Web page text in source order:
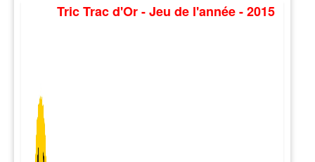
Tric Trac d'Or - Jeu de l'année - 2015